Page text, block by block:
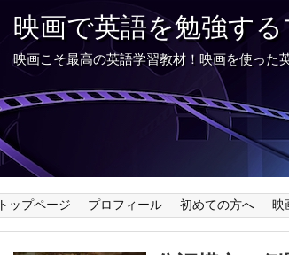
映画で英語を勉強す
映画こそ最高の英語学習教材！映画を使った
トップページ プロフィール 初めての方へ 映